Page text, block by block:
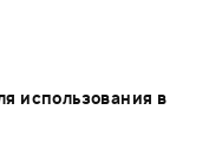
использования в